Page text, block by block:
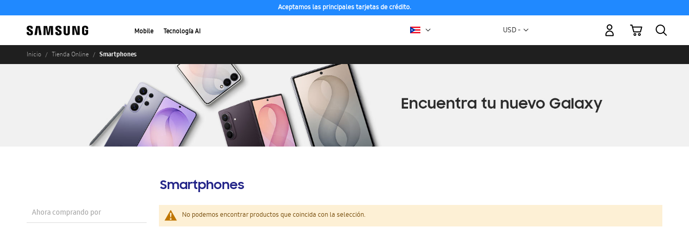
Aceptamos las principales tarjetas de crédito.
Mobile Tecnología AI Moneda
USD -
Mi carrito
Inicio Tienda Online Smartphones
Smartphones
No podemos encontrar productos que coincida con la selección.
Ahora comprando por